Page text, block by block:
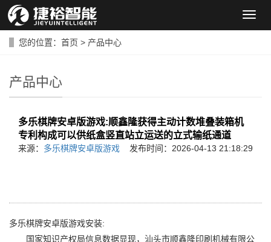
导
您的位置： 首页 > 产品中心
产品中心
多乐棋牌安卓版游戏:顺鑫隆获得主动计数堆叠装箱机
专利构成可以供纸盒竖直站立运送的立式输纸通道
来源： 多乐棋牌安卓版游戏 发布时间：2026-04-13 21:18:29
多乐棋牌安卓版游戏安装:
国家知识产权局信息数据显现，汕头市顺鑫隆印刷机械有限公